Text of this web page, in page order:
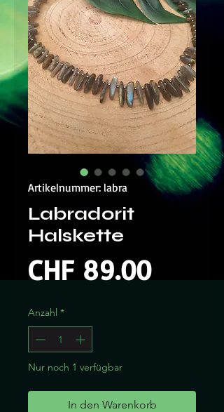
Artikelnummer: labra
Labradorit
Halskette
CHF 89.00Preis
Anzahl *
Nur noch 1 verfügbar
In den Warenkorb